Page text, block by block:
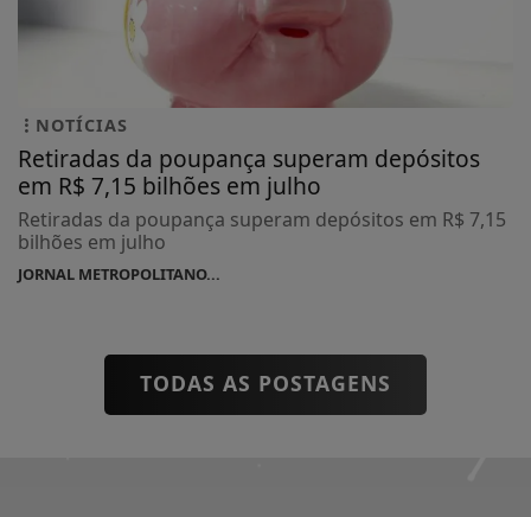
NOTÍCIAS
Retiradas da poupança superam depósitos
em R$ 7,15 bilhões em julho
Retiradas da poupança superam depósitos em R$ 7,15
bilhões em julho
JORNAL METROPOLITANO...
TODAS AS POSTAGENS